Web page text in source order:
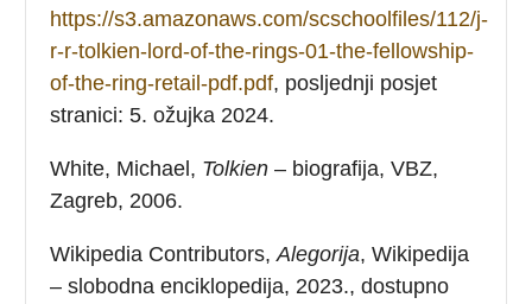
https://s3.amazonaws.com/scschoolfiles/112/j-
r-r-tolkien-lord-of-the-rings-01-the-fellowship-
of-the-ring-retail-pdf.pdf, posljednji posjet
stranici: 5. ožujka 2024.
White, Michael, Tolkien – biografija, VBZ,
Zagreb, 2006.
Wikipedia Contributors,Alegorija, Wikipedija
– slobodna enciklopedija, 2023., dostupno